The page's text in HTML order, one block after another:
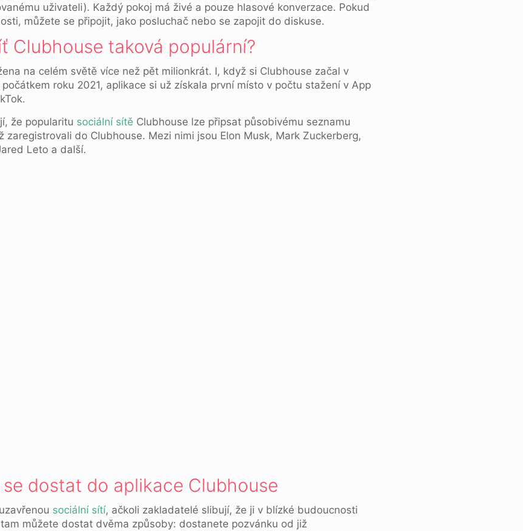
uživateli). Každý pokoj má živé a pouze hlasové konverzace. Pokud
můžete se připojit, jako posluchač nebo se zapojit do diskuse.
Clubhouse taková populární?
na celém světě více než pět milionkrát. I, když si Clubhouse začal v
roku 2021, aplikace si už získala první místo v počtu stažení v App
že popularitu sociální sítě Clubhouse lze připsat působivému seznamu
zaregistrovali do Clubhouse. Mezi nimi jsou Elon Musk, Mark Zuckerberg,
Leto a další.
dostat do aplikace Clubhouse
sociální sítí, ačkoli zakladatelé slibují, že ji v blízké budoucnosti
můžete dostat dvěma způsoby: dostanete pozvánku od již